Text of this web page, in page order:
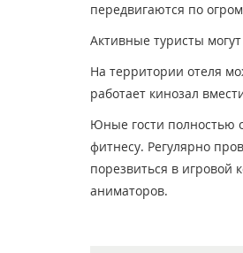
передвигаются по
Активные туристы
На территории отеля
работает кинозал
Юные гости полностью
фитнесу. Регулярно
порезвиться в игровой
аниматоров.